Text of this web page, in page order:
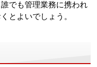
でも管理業務に携われ
とよいでしょう。